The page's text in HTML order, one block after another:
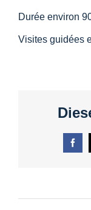
Durée environ
Visites guidées